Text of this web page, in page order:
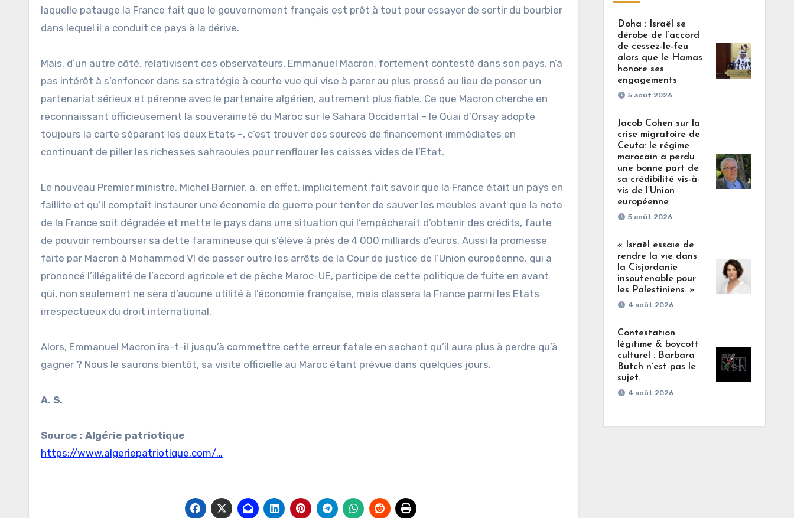
laquelle patauge la France fait que le gouvernement français est prêt à tout pour essayer de sortir du bourbier
dans lequel il a conduit ce pays à la dérive.
Mais, d’un autre côté, relativisent ces observateurs, Emmanuel Macron, fortement contesté dans son pays, n’a
pas intérêt à s’enfoncer dans sa stratégie à courte vue qui vise à parer au plus pressé au lieu de penser un
partenariat sérieux et pérenne avec le partenaire algérien, autrement plus fiable. Ce que Macron cherche en
reconnaissant officieusement la souveraineté du Maroc sur le Sahara Occidental – le Quai d’Orsay adopte
toujours la carte séparant les deux Etats –, c’est trouver des sources de financement immédiates en
continuant de piller les richesses sahraouies pour renflouer les caisses vides de l’Etat.
Le nouveau Premier ministre, Michel Barnier, a, en effet, implicitement fait savoir que la France était un pays en
faillite et qu’il comptait instaurer une économie de guerre pour tenter de sauver les meubles avant que la note
de la France soit dégradée et mette le pays dans une situation qui l’empêcherait d’obtenir des crédits, faute
de pouvoir rembourser sa dette faramineuse qui s’élève à près de 4 000 milliards d’euros. Aussi la promesse
faite par Macron à Mohammed VI de passer outre les arrêts de la Cour de justice de l’Union européenne, qui a
prononcé l’illégalité de l’accord agricole et de pêche Maroc-UE, participe de cette politique de fuite en avant
qui, non seulement ne sera d’aucune utilité à l’économie française, mais classera la France parmi les Etats
irrespectueux du droit international.
Alors, Emmanuel Macron ira-t-il jusqu’à commettre cette erreur fatale en sachant qu’il aura plus à perdre qu’à
gagner ? Nous le saurons bientôt, sa visite officielle au Maroc étant prévue dans quelques jours.
A. S.
Source : Algérie patriotique
https://www.algeriepatriotique.com/…
Doha : Israël se
dérobe de l’accord
de cessez-le-feu
alors que le Hamas
honore ses
engagements
5 août 2026
Jacob Cohen sur la
crise migratoire de
Ceuta: le régime
marocain a perdu
une bonne part de
sa crédibilité vis-à-
vis de l’Union
européenne
5 août 2026
« Israël essaie de
rendre la vie dans
la Cisjordanie
insoutenable pour
les Palestiniens. »
4 août 2026
Contestation
légitime & boycott
culturel : Barbara
Butch n’est pas le
sujet.
4 août 2026